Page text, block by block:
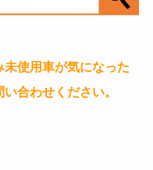
使用車が気になった
合わせください。